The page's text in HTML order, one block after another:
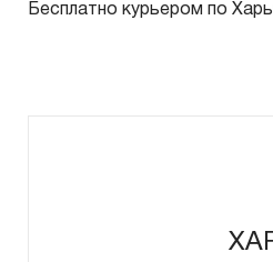
Бесплатно курьером по